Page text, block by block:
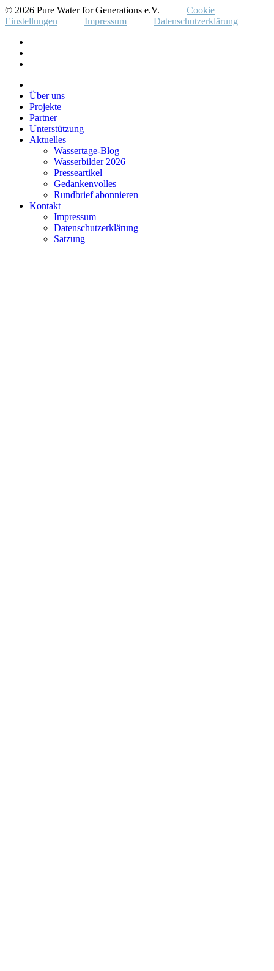
© 2026 Pure Water for Generations e.V.
Cookie
Einstellungen
Impressum Datenschutzerklärung
Über uns
Projekte
Partner
Unterstützung
Aktuelles
Wassertage-Blog
Wasserbilder 2026
Presseartikel
Gedankenvolles
Rundbrief abonnieren
Kontakt
Impressum
Datenschutzerklärung
Satzung